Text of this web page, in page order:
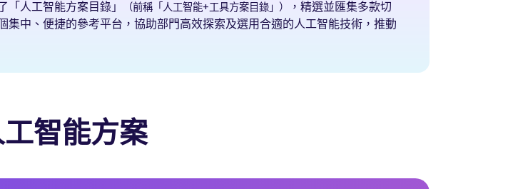
人工智能方案目錄」 （前稱「人工智能+工具方案目錄」）
，精選並匯集多款切
中、便捷的參考平台，協助部門高效探索及選用合適的人工智能技術，推動
智能方案